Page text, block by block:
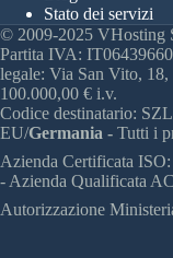
Stato dei servizi
© 2009-2025 VHosting
Partita IVA:
legale: Via San Vito,
100.000,00 € i.v.
Codice destinatario:
EU/Germania - Tutti i
Azienda Certificata ISO:
- Azienda Qualificata
Autorizzazione